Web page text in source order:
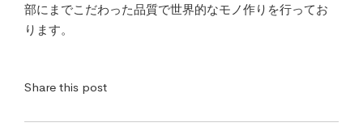
部にまでこだわった品質で世界的なモノ作りを行ってお
ります。
Share this post